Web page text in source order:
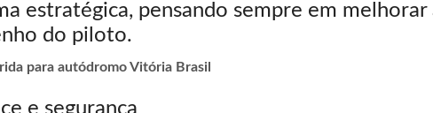
estratégica, pensando sempre em melhorar
do piloto.
para autódromo Vitória Brasil
e segurança